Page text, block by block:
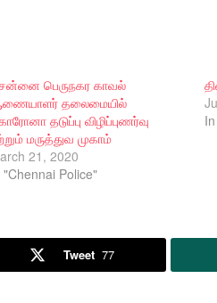
பெருநகர காவல்
தலைமையில்
தடுப்பு விழிப்புணர்வு
மருத்துவ முகாம்
21, 2020
"Chennai Police"
Tweet 77